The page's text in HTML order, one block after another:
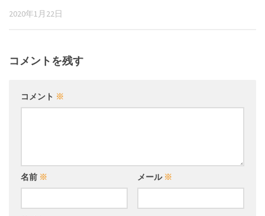
2020年1月22日
コメントを残す
コメント ※
名前 ※ メール ※